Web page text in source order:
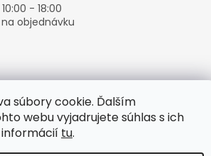
súbory cookie. Ďalším
webu vyjadrujete súhlas s ich
tu.
10:00 - 18:00
na objednávku
Vytvoril Shoptet